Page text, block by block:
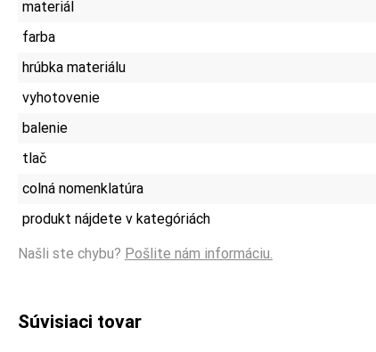
materiál
farba
hrúbka materiálu
vyhotovenie
balenie
tlač
colná nomenklatúra
produkt nájdete v kategóriách
Našli ste chybu? Pošlite nám informáciu.
Súvisiaci tovar